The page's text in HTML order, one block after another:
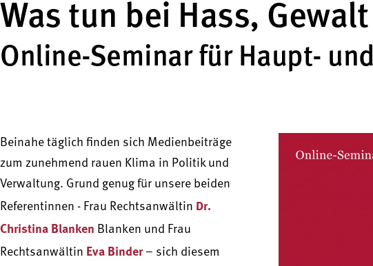
Was tun bei Hass,
Online-Seminar für Haupt-
Beinahe täglich finden sich Medienbeiträge
zum zunehmend rauen Klima in Politik und
Verwaltung. Grund genug für unsere beiden
Referentinnen - Frau Rechtsanwältin Dr.
Christina Blanken Blanken und Frau
Rechtsanwältin Eva Binder– sich diesem